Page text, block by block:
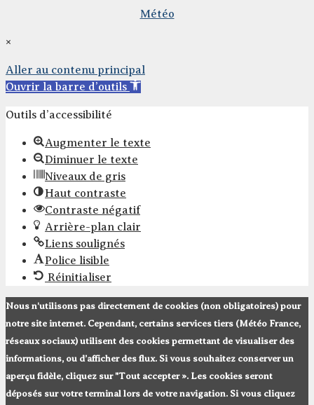
Météo
×
Aller au contenu principal
Ouvrir la barre d’outils
Outils d’accessibilité
Augmenter le texte
Diminuer le texte
Niveaux de gris
Haut contraste
Contraste négatif
Arrière-plan clair
Liens soulignés
Police lisible
Réinitialiser
Nous n'utilisons pas directement de cookies (non obligatoires) pour
notre site internet. Cependant, certains services tiers (Météo France,
réseaux sociaux) utilisent des cookies permettant de visualiser des
informations, ou d’afficher des flux. Si vous souhaitez conserver un
aperçu fidèle, cliquez sur "Tout accepter ». Les cookies seront
déposés sur votre terminal lors de votre navigation. Si vous cliquez